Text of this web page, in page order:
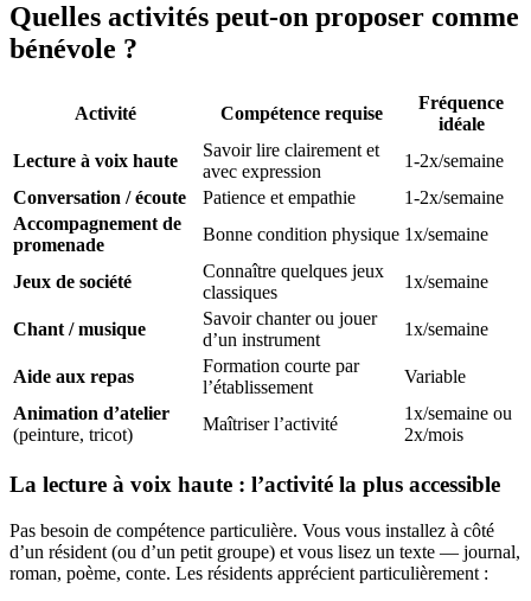
Quelles activités peut-on proposer comme
bénévole ?
Activité Compétence requise
Fréquence
idéale
Lecture à voix haute
Savoir lire clairement et
avec expression
1-2x/semaine
Conversation / écoute
Patience et empathie
1-2x/semaine
Accompagnement de
promenade
Bonne condition physique 1x/semaine
Jeux de société
Connaître quelques jeux
classiques
1x/semaine
Chant / musique
Savoir chanter ou jouer
d’un instrument
1x/semaine
Aide aux repas
Formation courte par
l’établissement
Variable
Animation d’atelier
(peinture, tricot)
Maîtriser l’activité
1x/semaine ou
2x/mois
La lecture à voix haute : l’activité la plus accessible
Pas besoin de compétence particulière. Vous vous installez à côté
d’un résident (ou d’un petit groupe) et vous lisez un texte — journal,
roman, poème, conte. Les résidents apprécient particulièrement :